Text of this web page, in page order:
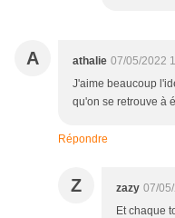
A athalie 07/05/2022
J'aime beaucoup
qu'on se retrouve à
Répondre
Z zazy 07/
Et chaque